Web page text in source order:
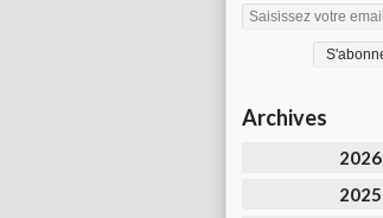
Archives
2026
2025